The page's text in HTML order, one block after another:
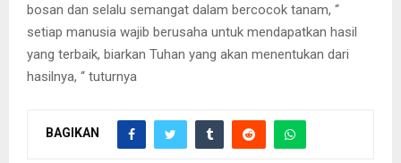
bosan dan selalu semangat dalam bercocok tanam, “
setiap manusia wajib berusaha untuk mendapatkan hasil
yang terbaik, biarkan Tuhan yang akan menentukan dari
hasilnya, “ tuturnya
BAGIKAN